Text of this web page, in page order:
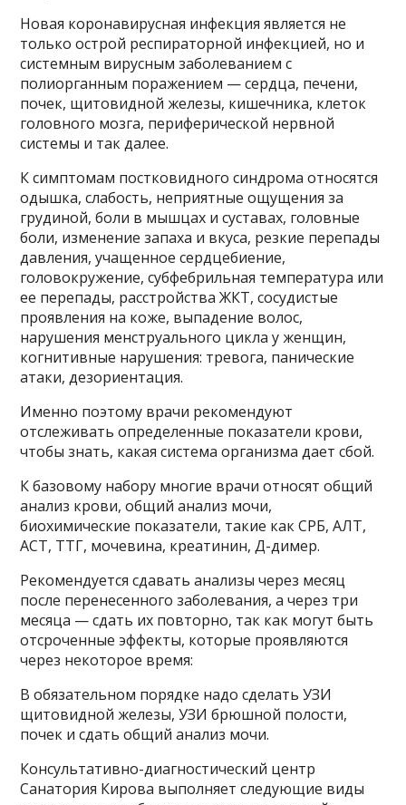
Новая коронавирусная инфекция является не
только острой респираторной инфекцией, но и
системным вирусным заболеванием с
полиорганным поражением — сердца, печени,
почек, щитовидной железы, кишечника, клеток
головного мозга, периферической нервной
системы и так далее.
К симптомам постковидного синдрома относятся
одышка, слабость, неприятные ощущения за
грудиной, боли в мышцах и суставах, головные
боли, изменение запаха и вкуса, резкие перепады
давления, учащенное сердцебиение,
головокружение, субфебрильная температура или
ее перепады, расстройства ЖКТ, сосудистые
проявления на коже, выпадение волос,
нарушения менструального цикла у женщин,
когнитивные нарушения: тревога, панические
атаки, дезориентация.
Именно поэтому врачи рекомендуют
отслеживать определенные показатели крови,
чтобы знать, какая система организма дает сбой.
К базовому набору многие врачи относят общий
анализ крови, общий анализ мочи,
биохимические показатели, такие как СРБ, АЛТ,
АСТ, ТТГ, мочевина, креатинин, Д-димер.
Рекомендуется сдавать анализы через месяц
после перенесенного заболевания, а через три
месяца — сдать их повторно, так как могут быть
отсроченные эффекты, которые проявляются
через некоторое время:
В обязательном порядке надо сделать УЗИ
щитовидной железы, УЗИ брюшной полости,
почек и сдать общий анализ мочи.
Консультативно-диагностический центр
Санатория Кирова выполняет следующие виды